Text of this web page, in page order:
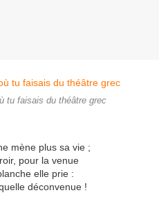
tu faisais du théâtre grec
mène plus sa vie ;
pour la venue
elle prie :
déconvenue !